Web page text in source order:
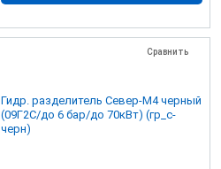
Сравнить
Гидр. разделитель Север-М4 черный
(09Г2С/до 6 бар/до 70кВт) (гр_с-
черн)